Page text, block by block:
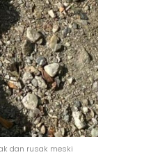
dan rusak meski